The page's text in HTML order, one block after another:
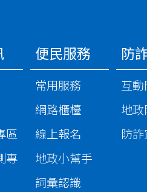
區
專
便民服務
常用服務
網路櫃檯
線上報名
地政小幫手
詞彙認識
防
互
地政
防詐